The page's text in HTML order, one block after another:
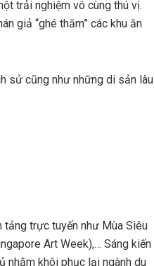
trải nghiệm vô cùng thú vị.
giả “ghé thăm” các khu ăn
sử cũng như những di sản lâu
tảng trực tuyến như Mùa Siêu
Art Week),… Sáng kiến
nhằm khôi phục lại ngành du